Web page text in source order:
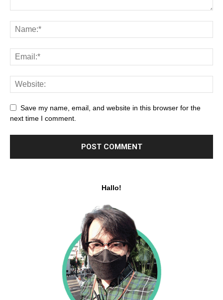
Save my name, email, and website in this browser for the
next time I comment.
Hallo!